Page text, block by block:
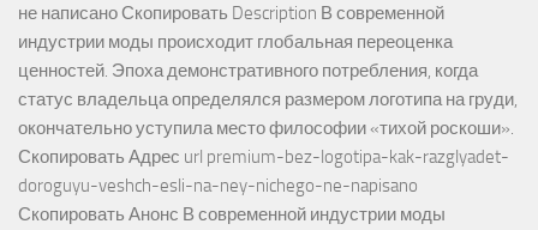
не написано Скопировать Description В современной
индустрии моды происходит глобальная переоценка
ценностей. Эпоха демонстративного потребления, когда
статус владельца определялся размером логотипа на груди,
окончательно уступила место философии «тихой роскоши».
Скопировать Адрес url premium-bez-logotipa-kak-razglyadet-
doroguyu-veshch-esli-na-ney-nichego-ne-napisano
Скопировать Анонс В современной индустрии моды